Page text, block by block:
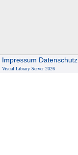
Impressum Datenschutz
Visual Library Server 2026